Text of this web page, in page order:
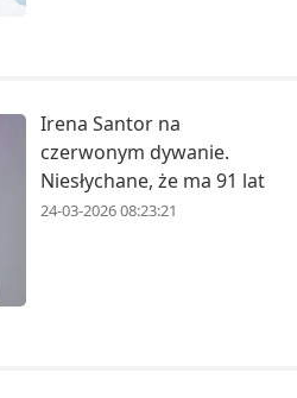
Irena Santor na
czerwonym dywanie.
Niesłychane, że ma 91 lat
24-03-2026 08:23:21